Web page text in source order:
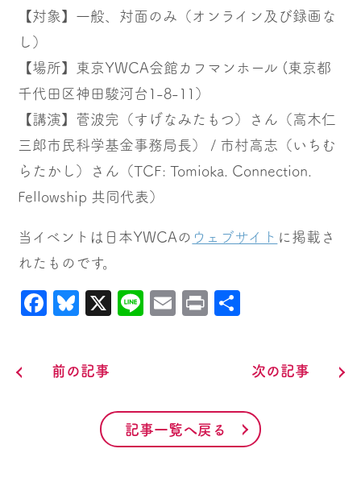
【対象】一般、対面のみ（オンライン及び録画な
し）
【場所】東京YWCA会館カフマンホール (東京都
千代田区神田駿河台1-8-11）
【講演】菅波完（すげなみたもつ）さん（高木仁
三郎市民科学基金事務局長） / 市村高志（いちむ
らたかし）さん（TCF: Tomioka. Connection.
Fellowship 共同代表）
当イベントは日本YWCAの ウェブサイト に掲載さ
れたものです。
Facebook
Bluesky
X LineEmailPrint
前の記事
記事一覧へ戻る
次の記事